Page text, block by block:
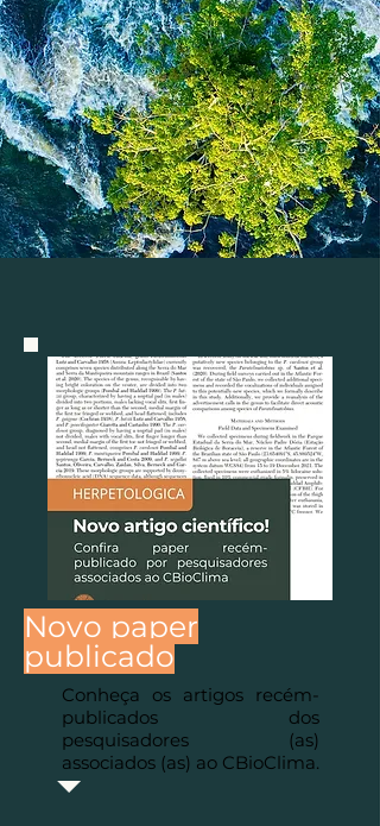
Novo paper
publicado
Conheça os artigos recém-
publicados dos
pesquisadores (as)
associados (as) ao CBioClima.